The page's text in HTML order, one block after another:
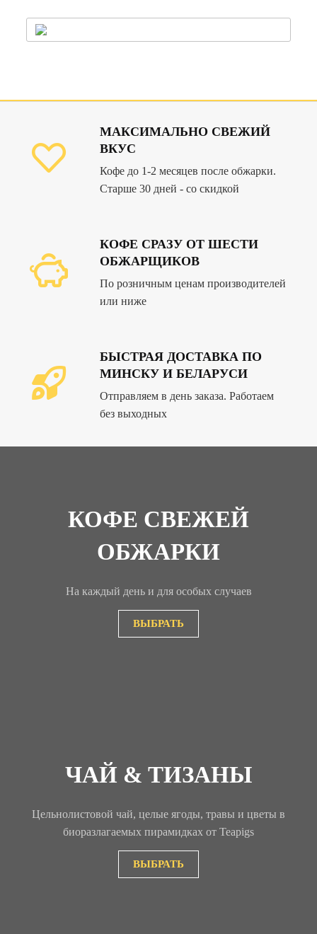
МАКСИМАЛЬНО СВЕЖИЙ
ВКУС
Кофе до 1-2 месяцев после обжарки.
Старше 30 дней - со скидкой
КОФЕ СРАЗУ ОТ ШЕСТИ
ОБЖАРЩИКОВ
По розничным ценам производителей
или ниже
БЫСТРАЯ ДОСТАВКА ПО
МИНСКУ И БЕЛАРУСИ
Отправляем в день заказа. Работаем
без выходных
КОФЕ СВЕЖЕЙ
ОБЖАРКИ
На каждый день и для особых случаев
ВЫБРАТЬ
ЧАЙ & ТИЗАНЫ
Цельнолистовой чай, целые ягоды, травы и цветы в
биоразлагаемых пирамидках от Teapigs
ВЫБРАТЬ